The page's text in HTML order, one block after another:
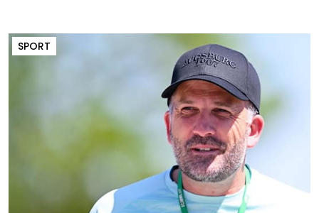
SPORT